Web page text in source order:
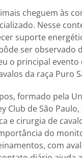
cheguem às
Nesse
suporte
ser observado
o principal
da raça Puro
formado pela
Club de São
e cirurgia de
do
com